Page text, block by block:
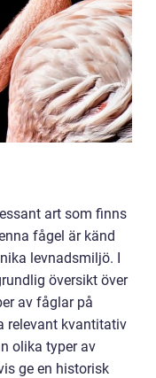
art som finns
fågel är känd
levnadsmiljö. I
översikt över
av fåglar på
relevant kvantitativ
olika typer av
ge en historisk